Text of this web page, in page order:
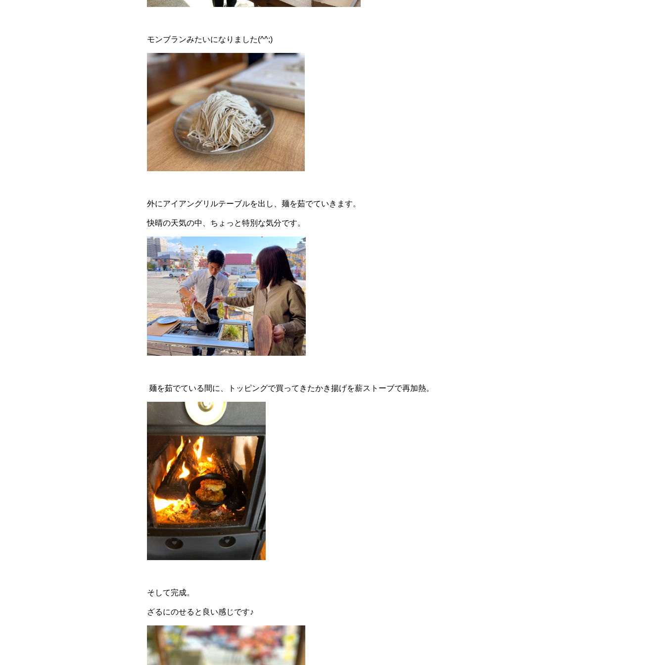
モンブランみたいになりました(^^;)
外にアイアングリルテーブルを出し、麺を茹でていきます。
快晴の天気の中、ちょっと特別な気分です。
麺を茹でている間に、トッピングで買ってきたかき揚げを薪ストーブで再加熱。
そして完成。
ざるにのせると良い感じです♪